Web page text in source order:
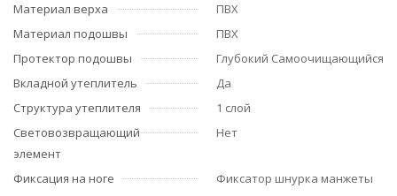
Материал верха
ПВХ
Материал подошвы
ПВХ
Протектор подошвы
Глубокий Самоочищающийся
Вкладной утеплитель
Да
Структура утеплителя
1 слой
Световозвращающий
элемент
Нет
Фиксация на ноге
Фиксатор шнурка манжеты